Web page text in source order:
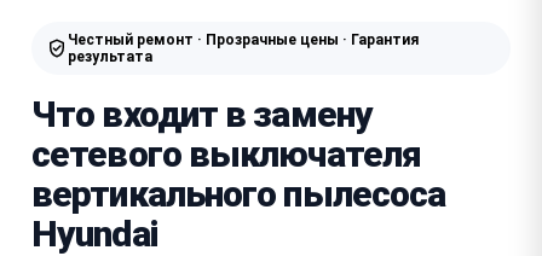
Честный ремонт · Прозрачные цены · Гарантия
результата
Что входит в замену
сетевого выключателя
вертикального пылесоса
Hyundai